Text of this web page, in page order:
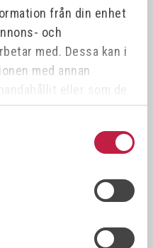
från din enhet
och
med. Dessa kan i
med annan
eller som de
deras tjänster.
SLITDELAR TIG WP9/20